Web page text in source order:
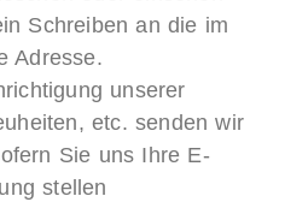
Schreiben an die im
Adresse.
unserer
etc. senden wir
Sie uns Ihre E-
stellen